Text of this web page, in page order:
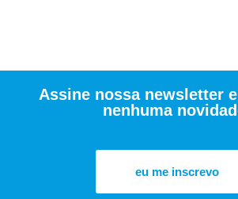
Assine nossa newsletter
nenhuma
eu me inscrevo